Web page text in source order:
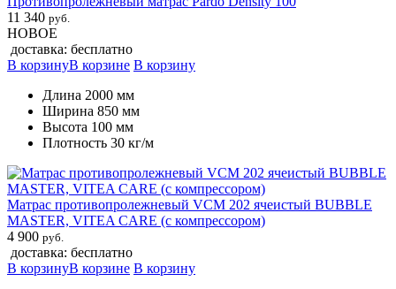
11 340 руб.
НОВОЕ
доставка: бесплатно
В корзинуВ корзине В корзину
Длина 2000 мм
Ширина 850 мм
Высота 100 мм
Плотность 30 кг/м
Матрас противопролежневый VCM 202 ячеистый BUBBLE
MASTER, VITEA CARE (с компрессором)
4 900 руб.
доставка: бесплатно
В корзинуВ корзине В корзину